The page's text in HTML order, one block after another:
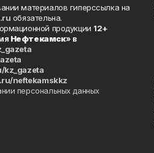
материалов гиперссылка на
обязательна.
продукции 12+
Нефтекамск» в
kz_gazeta
neftekamskkz
персональных данных